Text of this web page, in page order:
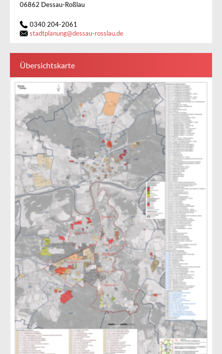
06862 Dessau-Roßlau
0340 204-2061
stadtplanung@dessau-rosslau.de
Übersichtskarte